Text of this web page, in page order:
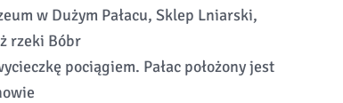
w Dużym Pałacu, Sklep Lniarski,
rzeki Bóbr
pociągiem. Pałac położony jest